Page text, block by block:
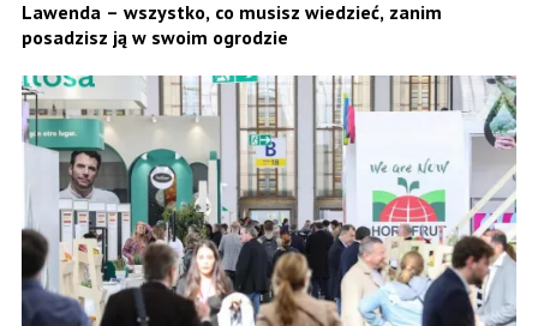
Lawenda – wszystko, co musisz wiedzieć, zanim
posadzisz ją w swoim ogrodzie